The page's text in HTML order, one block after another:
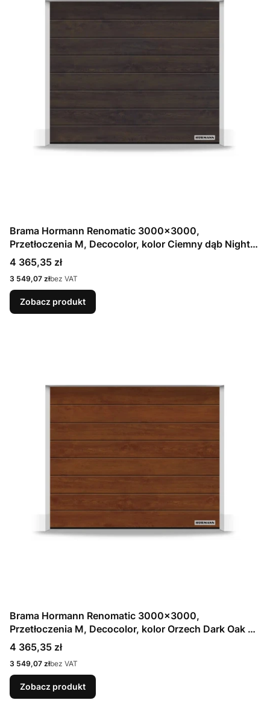
Brama Hormann Renomatic 3000x3000,
Przetłoczenia M, Decocolor, kolor Ciemny dąb Night
Oak + Prowadzenie N
Cena
4 365,35 zł
Cena
3 549,07 złbez VAT
Zobacz produkt
Brama Hormann Renomatic 3000x3000,
Przetłoczenia M, Decocolor, kolor Orzech Dark Oak +
Prowadzenie N
Cena
4 365,35 zł
Cena
3 549,07 złbez VAT
Zobacz produkt